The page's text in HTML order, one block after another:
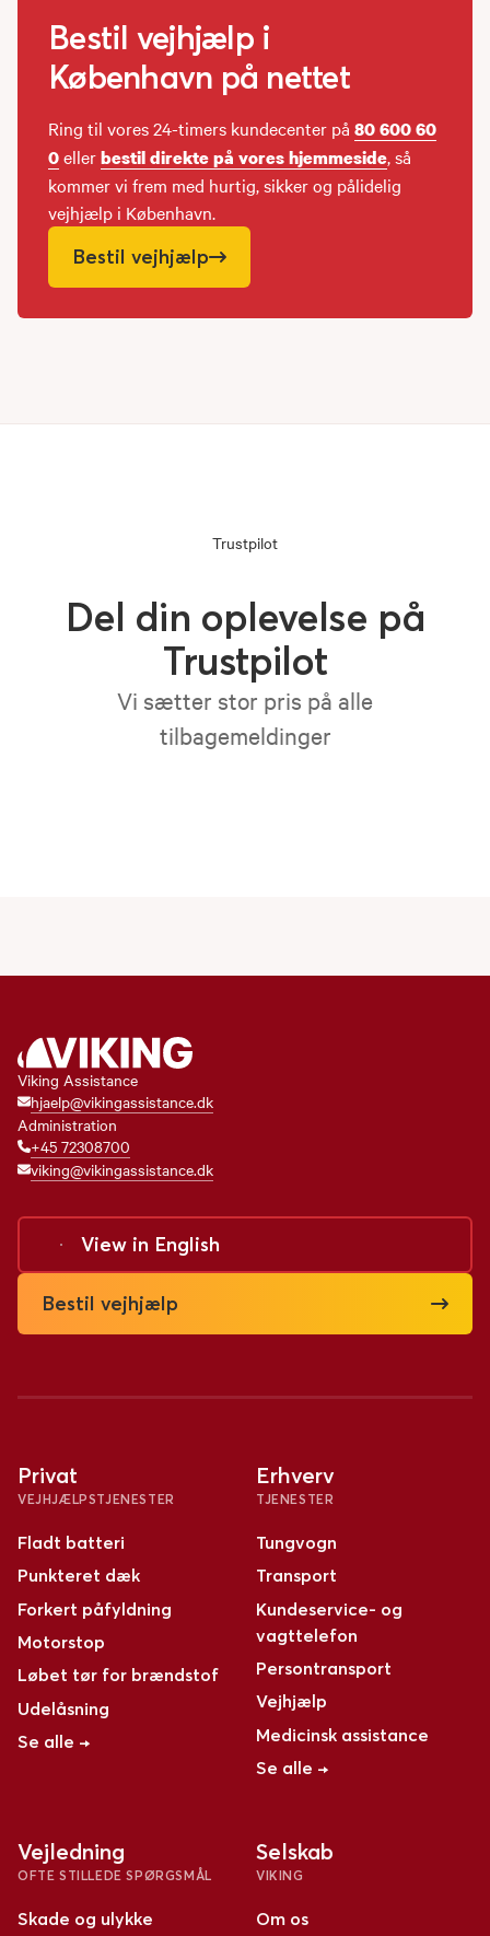
Bestil vejhjælp i
København på nettet
Ring til vores 24-timers kundecenter på 80 600 60
0ellerbestil direkte på vores hjemmeside, så
kommer vi frem med hurtig, sikker og pålidelig
vejhjælp i København.
Bestil vejhjælp
Trustpilot
Del din oplevelse på
Trustpilot
Vi sætter stor pris på alle
tilbagemeldinger
Viking Assistance
hjaelp@vikingassistance.dk
Administration
+45 72308700
viking@vikingassistance.dk
View in English
Bestil vejhjælp
Privat
VEJHJÆLPSTJENESTER
Fladt batteri
Punkteret dæk
Forkert påfyldning
Motorstop
Løbet tør for brændstof
Udelåsning
Se alle →
Erhverv
TJENESTER
Tungvogn
Transport
Kundeservice- og
vagttelefon
Persontransport
Vejhjælp
Medicinsk assistance
Se alle →
Vejledning
OFTE STILLEDE SPØRGSMÅL
Skade og ulykke
Selskab
VIKING
Om os